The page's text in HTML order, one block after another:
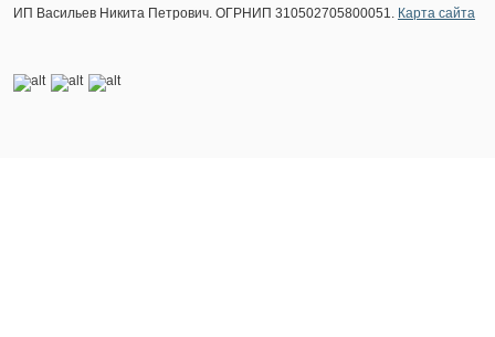
ИП Васильев Никита Петрович. ОГРНИП 310502705800051. Карта сайта